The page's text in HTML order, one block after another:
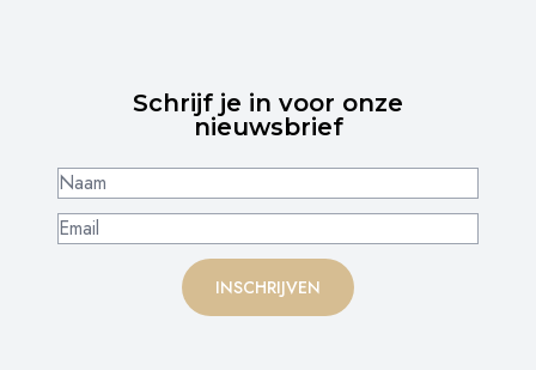
Schrijf je in voor onze
nieuwsbrief
INSCHRIJVEN